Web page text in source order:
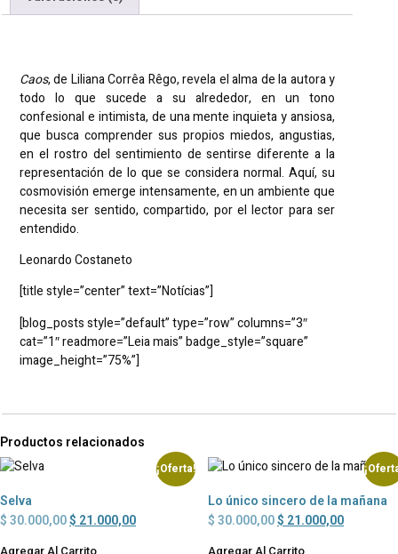
Caos, de Liliana Corrêa Rêgo, revela el alma de la autora y
todo lo que sucede a su alrededor, en un tono
confesional e intimista, de una mente inquieta y ansiosa,
que busca comprender sus propios miedos, angustias,
en el rostro del sentimiento de sentirse diferente a la
representación de lo que se considera normal. Aquí, su
cosmovisión emerge intensamente, en un ambiente que
necesita ser sentido, compartido, por el lector para ser
entendido.
Leonardo Costaneto
[title style=”center” text=”Notícias”]
[blog_posts style=”default” type=”row” columns=”3″
cat=”1″ readmore=”Leia mais” badge_style=”square”
image_height=”75%”]
Productos relacionados
¡Oferta!
Selva
$ 30.000,00$ 21.000,00
Agregar Al Carrito
Lo único sincero de la mañana
$ 30.000,00$ 21.000,00
Agregar Al Carrito